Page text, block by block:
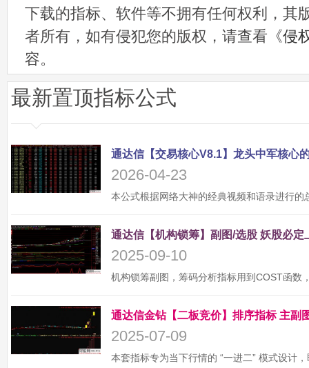
下载的指标、软件等不拥有任何权利，其
者所有，如有侵犯您的版权，请查看《侵
容。
最新置顶指标公式
2026-04-23
2025-09-10
2025-07-09